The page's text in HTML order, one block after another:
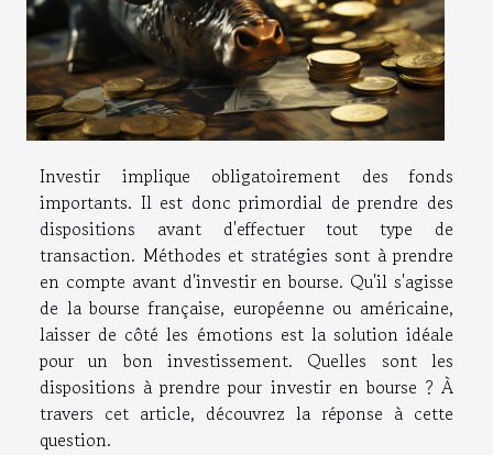
Investir implique obligatoirement des fonds
importants. Il est donc primordial de prendre des
dispositions avant d'effectuer tout type de
transaction. Méthodes et stratégies sont à prendre
en compte avant d'investir en bourse. Qu'il s'agisse
de la bourse française, européenne ou américaine,
laisser de côté les émotions est la solution idéale
pour un bon investissement. Quelles sont les
dispositions à prendre pour investir en bourse ? À
travers cet article, découvrez la réponse à cette
question.